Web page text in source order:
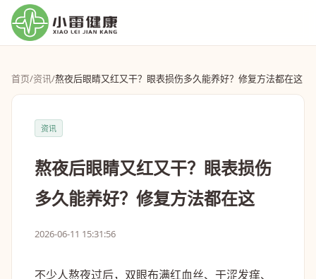
首页/资讯/熬夜后眼睛又红又干？眼表损伤多久能养好？修复方法都在这
资讯
熬夜后眼睛又红又干？眼表损伤
多久能养好？修复方法都在这
2026-06-11 15:31:56
不少人熬夜过后，双眼布满红血丝、干涩发痒、